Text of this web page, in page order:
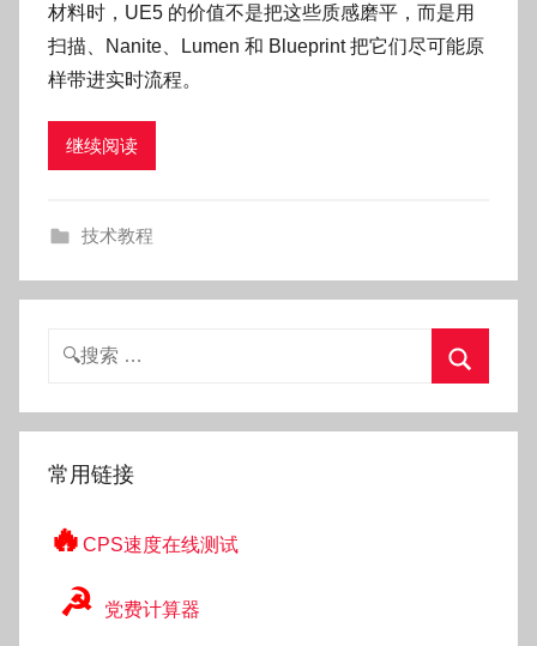
k
g
材料时，UE5 的价值不是把这些质感磨平，而是用
扫描、Nanite、Lumen 和 Blueprint 把它们尽可能原
样带进实时流程。
继续阅读
技术教程
搜
索
常用链接
🔥 CPS速度在线测试
☭ 党费计算器